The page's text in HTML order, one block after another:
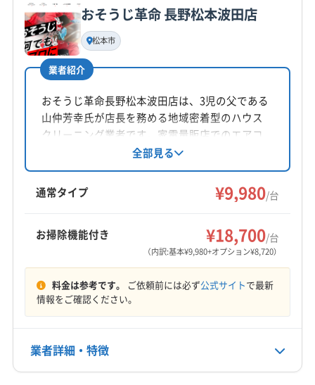
木曽郡上松町
木曽郡大桑村
木曽郡南木曽町
木曽郡木曽町
木曽郡木祖村
非公開
公式HP
公式サイトなし
基本情報
代表者名
田村嘉章
所在地
長野県松本市鎌田1丁目2-20 レジデンス西松本101
対応地域
安曇野市 伊那市
茅野市
駒ヶ根市 佐久市 小諸市 松本市
上田市
諏訪市
須坂市 中野市
長野市
下伊那郡阿南町
下伊那郡喬木村
下伊那郡根羽村
下伊那郡松川町
下伊那郡泰阜村
下伊那郡大鹿村
下伊那郡売木村
下伊那郡平谷村
下伊那郡豊丘村
下高井郡山ノ内町
下高井郡木島平村
下高井郡野沢温泉村
上伊那郡辰野町
10:00〜17:00
定休日
電話番号
おそうじ革命 長野松本波田店
松本市
業者紹介
おそうじ革命長野松本波田店は、3児の父である
山仲芳幸氏が店長を務める地域密着型のハウス
クリーニング業者です。家電量販店でのエアコ
ン担当経験を活かし、エアコンクリーニングに
力を入れています。損害補償加入済みで、クレ
ジットカードやPayPayでの支払いが可能です。
営業時間外や対応地域外でも相談に応じていま
全部見る
通常タイプ ¥9,980/台
お掃除機能付き ¥18,700/台
（内訳:基本¥9,980+オプション¥8,720）
料金は参考です。 ご依頼前には必ず公式サイトで最新
情報をご確認ください。
業者詳細・特徴